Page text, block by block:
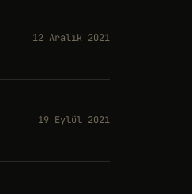
12 Aralık 2021
19 Eylül 2021